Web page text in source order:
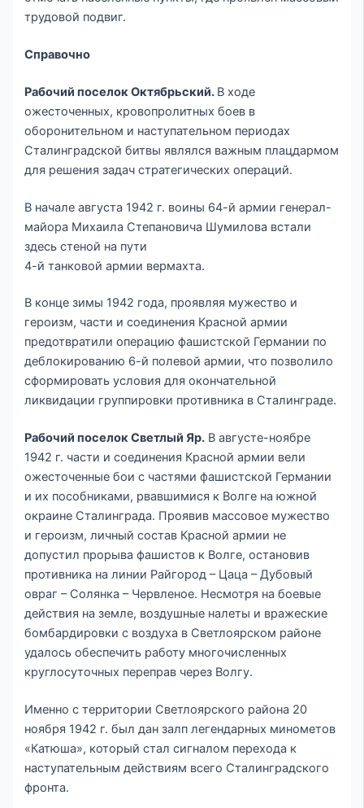
трудовой подвиг.
Справочно
Рабочий поселок Октябрьский. В ходе
ожесточенных, кровопролитных боев в
оборонительном и наступательном периодах
Сталинградской битвы являлся важным плацдармом
для решения задач стратегических операций.
В начале августа 1942 г. воины 64-й армии генерал-
майора Михаила Степановича Шумилова встали
здесь стеной на пути
4-й танковой армии вермахта.
В конце зимы 1942 года, проявляя мужество и
героизм, части и соединения Красной армии
предотвратили операцию фашистской Германии по
деблокированию 6-й полевой армии, что позволило
сформировать условия для окончательной
ликвидации группировки противника в Сталинграде.
Рабочий поселок Светлый Яр. В августе-ноябре
1942 г. части и соединения Красной армии вели
ожесточенные бои с частями фашистской Германии
и их пособниками, рвавшимися к Волге на южной
окраине Сталинграда. Проявив массовое мужество
и героизм, личный состав Красной армии не
допустил прорыва фашистов к Волге, остановив
противника на линии Райгород – Цаца – Дубовый
овраг – Солянка – Червленое. Несмотря на боевые
действия на земле, воздушные налеты и вражеские
бомбардировки с воздуха в Светлоярском районе
удалось обеспечить работу многочисленных
круглосуточных переправ через Волгу.
Именно с территории Светлоярского района 20
ноября 1942 г. был дан залп легендарных минометов
«Катюша», который стал сигналом перехода к
наступательным действиям всего Сталинградского
фронта.